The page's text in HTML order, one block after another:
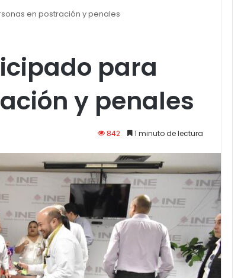
en postración y penales
para
y penales
842 1 minuto de lectura